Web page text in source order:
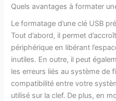
Quels avantages à formater
Le formatage d’une clé USB
Tout d’abord, il permet
périphérique en libérant
inutiles. En outre, il peut
les erreurs liés au système de
compatibilité entre votre
utilisé sur la clef. De plus, en